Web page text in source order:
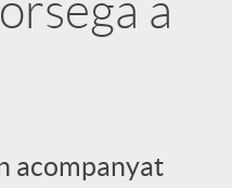
a
acompanyat